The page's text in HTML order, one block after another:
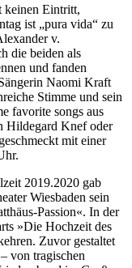
keinen Eintritt,
ist „pura vida“ zu
v.
die beiden als
und fanden
Naomi Kraft
Stimme und sein
favorite songs aus
Hildegard Knef oder
mit einer
2019.2020 gab
Wiesbaden sein
Passion«. In der
»Die Hochzeit des
Zuvor gestaltet
von tragischen